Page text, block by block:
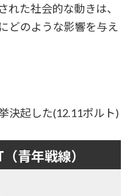
れた社会的な動きは、
どのような影響を与え
決起した(12.11ポルト)
青年戦線）